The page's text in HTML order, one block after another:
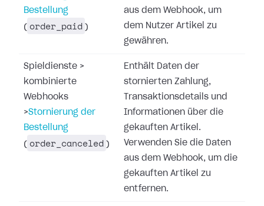
Bestellung
( order_paid )
aus dem Webhook, um
dem Nutzer Artikel zu
gewähren.
Spieldienste >
kombinierte
Webhooks
>Stornierung der
Bestellung
( order_canceled )
Enthält Daten der
stornierten Zahlung,
Transaktionsdetails und
Informationen über die
gekauften Artikel.
Verwenden Sie die Daten
aus dem Webhook, um die
gekauften Artikel zu
entfernen.